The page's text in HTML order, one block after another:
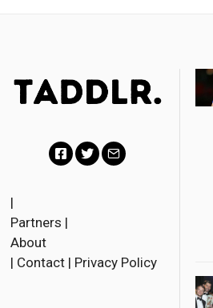
c
l
|
Partners |
About
| Contact | Privacy Policy